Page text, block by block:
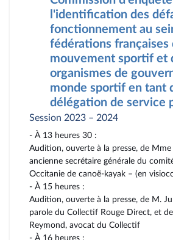
l'identification des
fonctionnement au
fédérations françaises
mouvement sportif et
organismes de
monde sportif en tant
délégation de service
Session 2023 – 2024
- À 13 heures 30 :
Audition, ouverte à la presse, de
ancienne secrétaire générale du
Occitanie de canoë-kayak – (en
- À 15 heures :
Audition, ouverte à la presse, de M.
parole du Collectif Rouge Direct, et
Reymond, avocat du Collectif
- À 16 heures :